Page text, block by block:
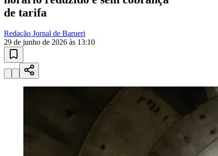
Ceará
Redação Jornal de Barueri